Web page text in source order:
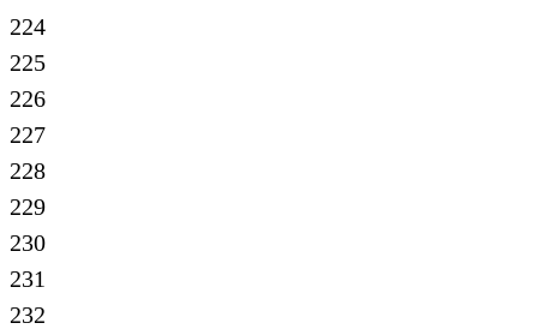
224
225
226
227
228
229
230
231
232